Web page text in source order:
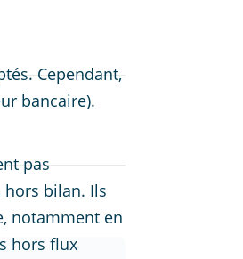
Cependant,
bancaire).
pas
hors bilan. Ils
notamment en
hors flux